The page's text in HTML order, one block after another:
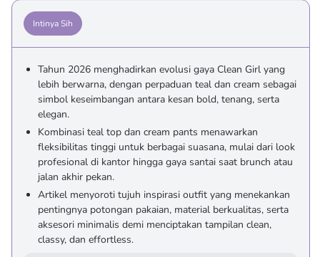
Intinya Sih
Tahun 2026 menghadirkan evolusi gaya Clean Girl yang
lebih berwarna, dengan perpaduan teal dan cream sebagai
simbol keseimbangan antara kesan bold, tenang, serta
elegan.
Kombinasi teal top dan cream pants menawarkan
fleksibilitas tinggi untuk berbagai suasana, mulai dari look
profesional di kantor hingga gaya santai saat brunch atau
jalan akhir pekan.
Artikel menyoroti tujuh inspirasi outfit yang menekankan
pentingnya potongan pakaian, material berkualitas, serta
aksesori minimalis demi menciptakan tampilan clean,
classy, dan effortless.